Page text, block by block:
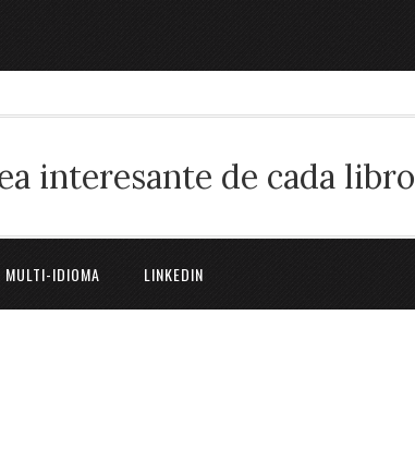
interesante de cada libro
MULTI-IDIOMA LINKEDIN